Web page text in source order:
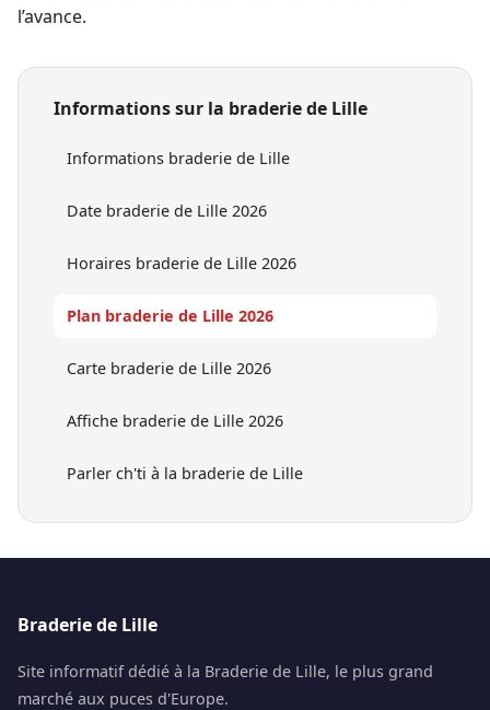
l’avance.
Informations sur la braderie de Lille
Informations braderie de Lille
Date braderie de Lille 2026
Horaires braderie de Lille 2026
Plan braderie de Lille 2026
Carte braderie de Lille 2026
Affiche braderie de Lille 2026
Parler ch'ti à la braderie de Lille
Braderie de Lille
Site informatif dédié à la Braderie de Lille, le plus grand
marché aux puces d'Europe.